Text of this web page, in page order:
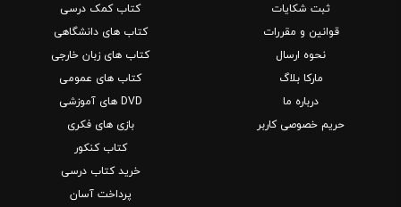
ثبت شکایات
قوانین و مقررات
نحوه ارسال
مارکا بلاگ
درباره ما
حریم خصوصی کاربر
کتاب کمک درسی
کتاب های دانشگاهی
کتاب های زبان خارجی
کتاب های عمومی
DVD های آموزشی
بازی های فکری
کتاب کنکور
خرید کتاب درسی
پرداخت آسان